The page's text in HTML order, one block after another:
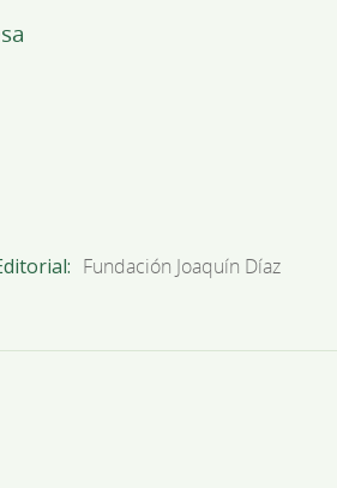
Fundación Joaquín Díaz